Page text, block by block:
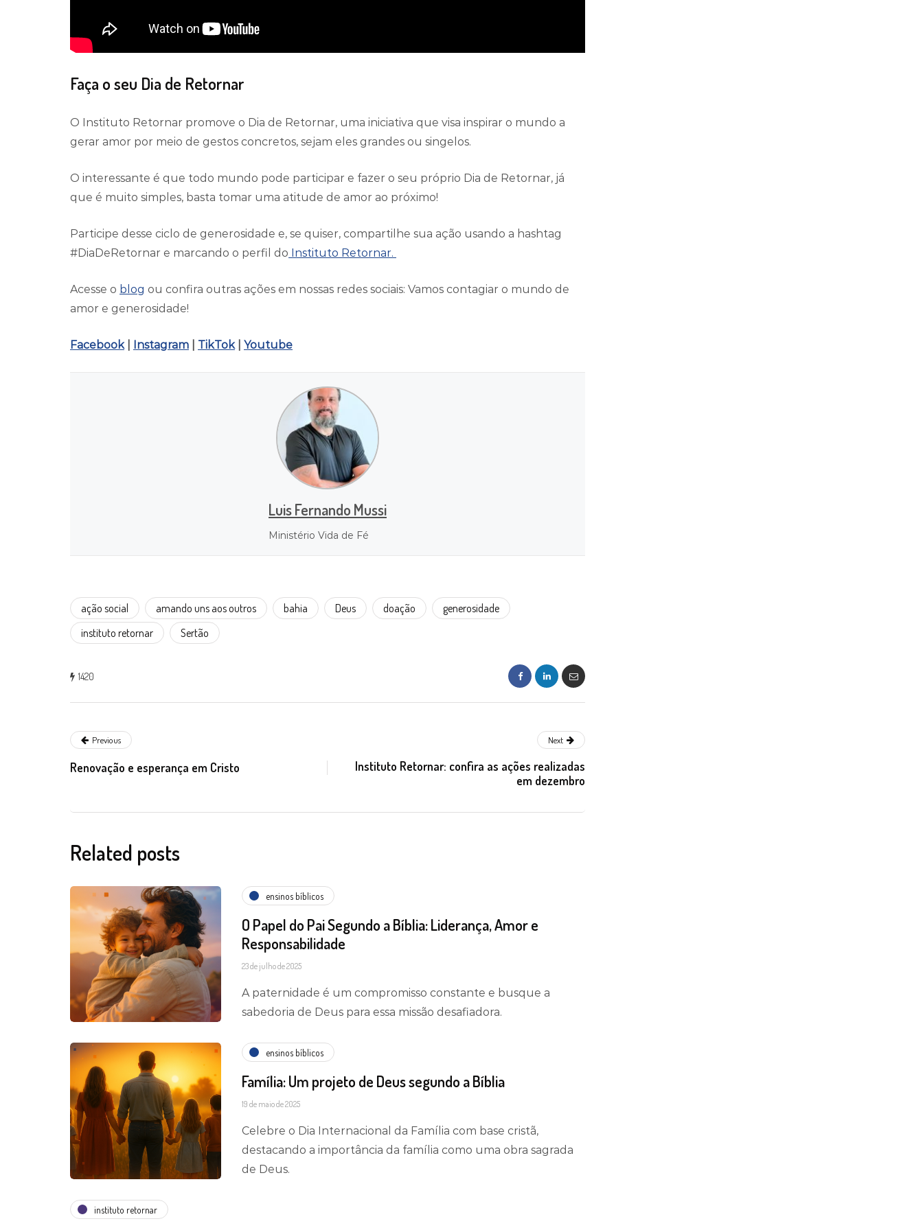
Faça o seu Dia de Retornar
O Instituto Retornar promove o Dia de Retornar, uma iniciativa que visa inspirar o mundo a
gerar amor por meio de gestos concretos, sejam eles grandes ou singelos.
O interessante é que todo mundo pode participar e fazer o seu próprio Dia de Retornar, já
que é muito simples, basta tomar uma atitude de amor ao próximo!
Participe desse ciclo de generosidade e, se quiser, compartilhe sua ação usando a hashtag
#DiaDeRetornar e marcando o perfil do Instituto Retornar.
Acesse o blog ou confira outras ações em nossas redes sociais: Vamos contagiar o mundo de
amor e generosidade!
Facebook| Instagram TikTok| Youtube
Luis Fernando Mussi
Ministério Vida de Fé
ação social amando uns aos outros bahia Deus doação
generosidade
instituto retornar
Sertão
1420
Previous
Renovação e esperança em Cristo
Next
Instituto Retornar: confira as ações realizadas
em dezembro
Related posts
ensinos bíblicos
O Papel do Pai Segundo a Bíblia: Liderança, Amor e
Responsabilidade
23 de julho de 2025
A paternidade é um compromisso constante e busque a
sabedoria de Deus para essa missão desafiadora.
ensinos bíblicos
Família: Um projeto de Deus segundo a Bíblia
19 de maio de 2025
Celebre o Dia Internacional da Família com base cristã,
destacando a importância da família como uma obra sagrada
de Deus.
instituto retornar